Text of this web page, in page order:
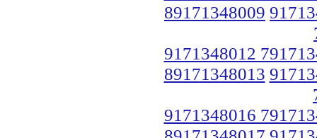
89171348009
9171348012
89171348013
9171348016